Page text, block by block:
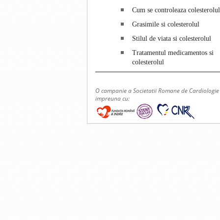
Cum se controleaza
Grasimile si colesterolul
Stilul de viata si colesterolul
Tratamentul medicamentos si
colesterolul
O campanie a Societatii Romane de Cardiologie
impreuna cu: